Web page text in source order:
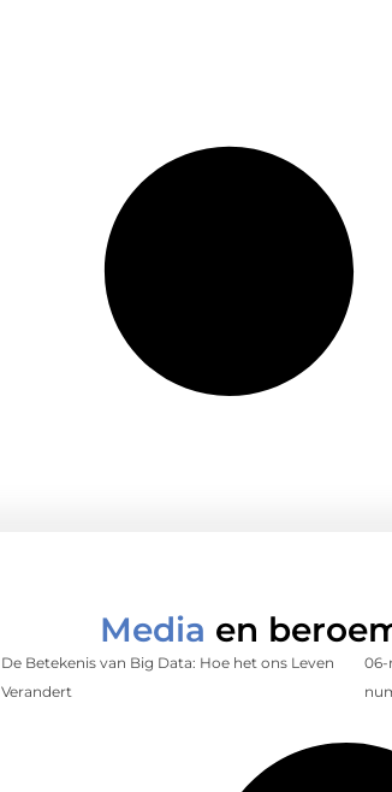
Media en
De Betekenis van Big Data: Hoe het ons Leven
Verandert
06-